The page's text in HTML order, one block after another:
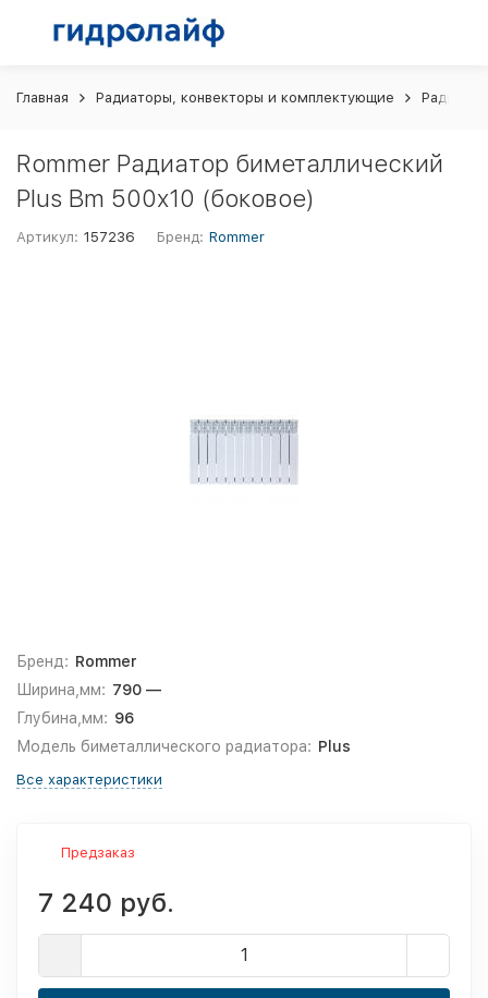
Главная Радиаторы, конвекторы и комплектующие
Rommer Радиатор биметаллический
Plus Bm 500x10 (боковое)
Артикул: 157236 Бренд: Rommer
Бренд: Rommer
Ширина,мм: 790 —
Глубина,мм: 96
Модель биметаллического радиатора: Plus
Все характеристики
Предзаказ
7 240 руб.